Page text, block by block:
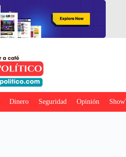
Dinero Seguridad Opinión